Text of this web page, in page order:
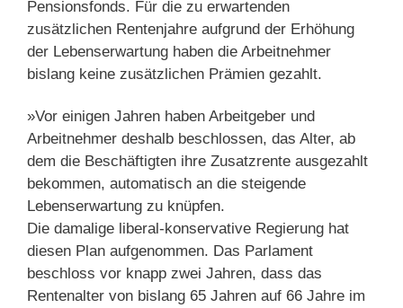
Pensionsfonds. Für die zu erwartenden
zusätzlichen Rentenjahre aufgrund der Erhöhung
der Lebenserwartung haben die Arbeitnehmer
bislang keine zusätzlichen Prämien gezahlt.
»Vor einigen Jahren haben Arbeitgeber und
Arbeitnehmer deshalb beschlossen, das Alter, ab
dem die Beschäftigten ihre Zusatzrente ausgezahlt
bekommen, automatisch an die steigende
Lebenserwartung zu knüpfen.
Die damalige liberal-konservative Regierung hat
diesen Plan aufgenommen. Das Parlament
beschloss vor knapp zwei Jahren, dass das
Rentenalter von bislang 65 Jahren auf 66 Jahre im